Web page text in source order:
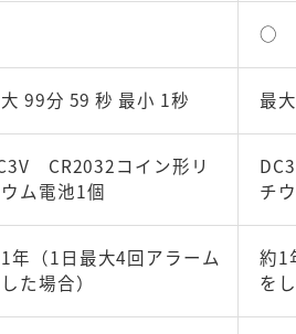
○
99分 59 秒 最小 1秒 最
CR2032コイン形リ
ム電池1個
チ
年（1日最大4回アラーム
た場合）
約1
を